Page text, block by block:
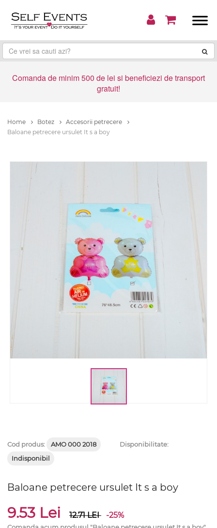
Comanda de minim 500 de lei si beneficiezi de transport
gratuit!
Home Botez
Accesorii petrecere
Baloane petrecere ursulet It s a boy
Cod produs: AMO 000 2018
Disponibilitate:
Indisponibil
Baloane petrecere ursulet It s a boy
9.53 Lei 12.71LEI -25%